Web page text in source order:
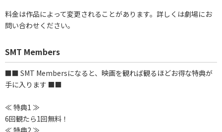
料金は作品によって変更されることがあります。詳しくは劇場にお
問い合わせください。
SMT Members
■■ SMT Membersになると、映画を観れば観るほどお得な特典が
手に入ります ■■
≪ 特典1 ≫
6回観たら1回無料！